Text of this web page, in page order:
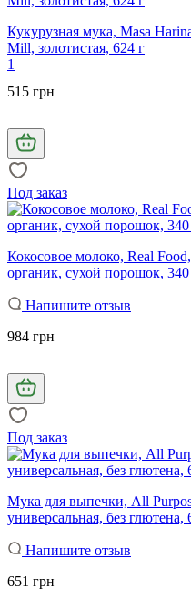
Кукурузная мука, Masa
Mill, золотистая, 624 г
1
515 грн
Под заказ
Кокосовое молоко, Real
органик, сухой порошок, 340
Напишите отзыв
984 грн
Под заказ
Мука для выпечки, All
универсальная, без глютена,
Напишите отзыв
651 грн